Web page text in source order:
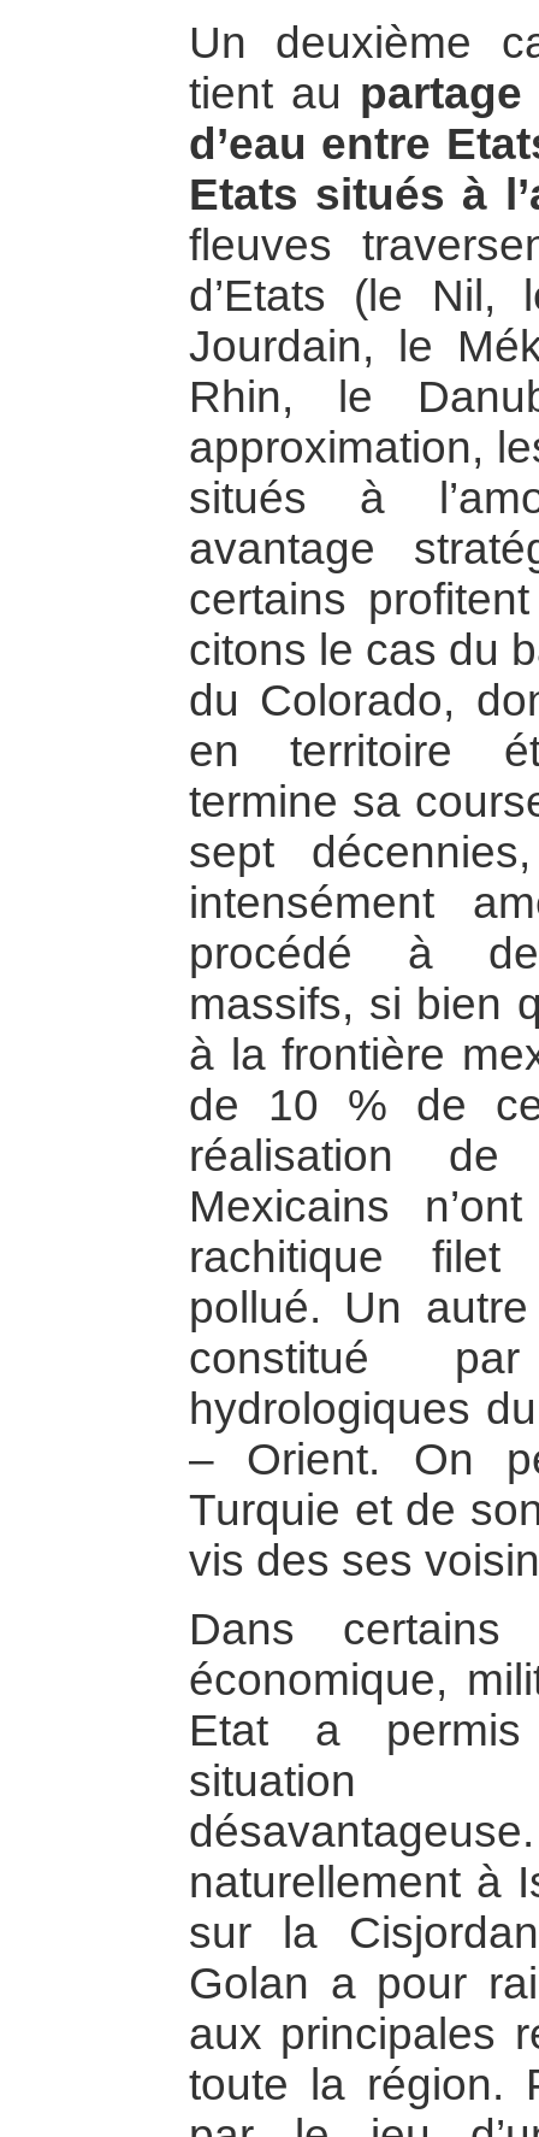
Un deuxième
tient au partage
d’eau entre
Etats situés à
fleuves
d’Etats (le Nil,
Jourdain, le
Rhin, le
approximation,
situés à
avantage
certains
citons le cas du
du Colorado,
en territoire
termine sa
sept
intensément
procédé à
massifs, si bien
à la frontière
de 10 % de
réalisation
Mexicains
rachitique filet
pollué. Un
constitué
hydrologiques
– Orient. On
Turquie et de
vis des ses
Dans
économique,
Etat a
situation
naturellement à
sur la
Golan a pour
aux principales
toute la région.